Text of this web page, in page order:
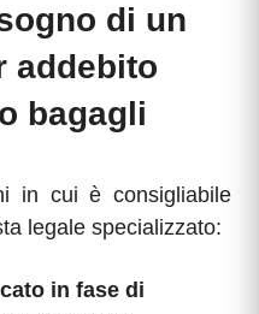
di un
addebito
bagagli
in cui è consigliabile
legale specializzato:
in fase di